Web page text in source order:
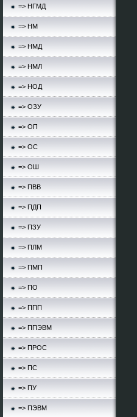
=> НГМД
=> НМ
=> НМД
=> НМЛ
=> НОД
=> ОЗУ
=> ОП
=> ОС
=> ОШ
=> ПВВ
=> ПДП
=> ПЗУ
=> ПЛМ
=> ПМП
=> ПО
=> ППП
=> ППЭВМ
=> ПРОС
=> ПС
=> ПУ
=> ПЭВМ